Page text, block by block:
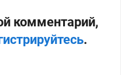
комментарий,
.